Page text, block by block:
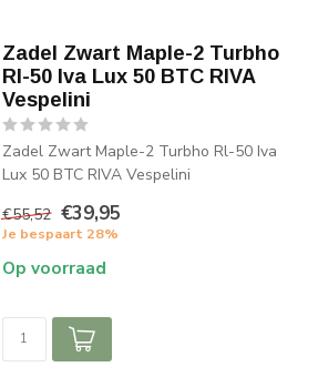
Zadel Zwart Maple-2 Turbho
Rl-50 Iva Lux 50 BTC RIVA
Vespelini
Zadel Zwart Maple-2 Turbho Rl-50 Iva
Lux 50 BTC RIVA Vespelini
€55,52 €39,95
Je bespaart 28%
Op voorraad